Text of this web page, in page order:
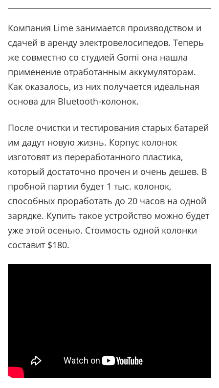
Компания Lime занимается производством и
сдачей в аренду электровелосипедов. Теперь
же совместно со студией Gomi она нашла
применение отработанным аккумуляторам.
Как оказалось, из них получается идеальная
основа для Bluetooth-колонок.
После очистки и тестирования старых батарей
им дадут новую жизнь. Корпус колонок
изготовят из переработанного пластика,
который достаточно прочен и очень дешев. В
пробной партии будет 1 тыс. колонок,
способных проработать до 20 часов на одной
зарядке. Купить такое устройство можно будет
уже этой осенью. Стоимость одной колонки
составит $180.